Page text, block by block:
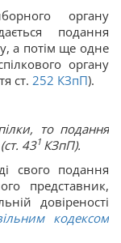
органу
подання
а потім ще одне
органу
ст. 252 КЗпП).
то подання
431 КЗпП).
свого подання
представник,
довіреності
кодексом